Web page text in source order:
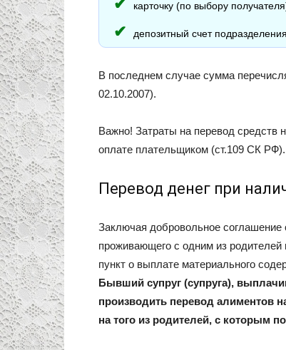
карточку (по выбору
депозитный счет
В последнем случае сумма
02.10.2007).
Важно! Затраты на перевод средств
оплате плательщиком (ст.109 СК
Перевод денег при
Заключая добровольное соглашение
проживающего с одним из
пункт о выплате материального
Бывший супруг (супруга),
производить перевод алиментов
на того из родителей, с которым